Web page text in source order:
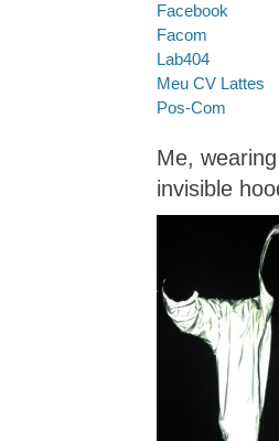
Facebook
Facom
Lab404
Meu CV Lattes
Pos-Com
Me,
invisible